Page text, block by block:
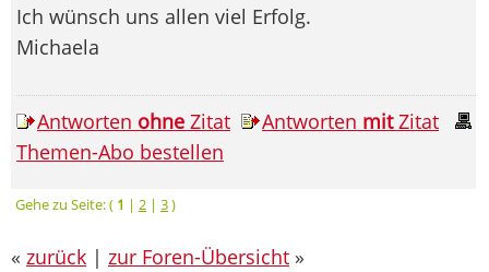
Ich wünsch uns allen viel Erfolg.
Michaela
Antworten ohne Zitat Antworten mitZitat
Themen-Abo bestellen
Gehe zu Seite: ( 1 | 2 | 3)
« zurück | zur Foren-Übersicht »